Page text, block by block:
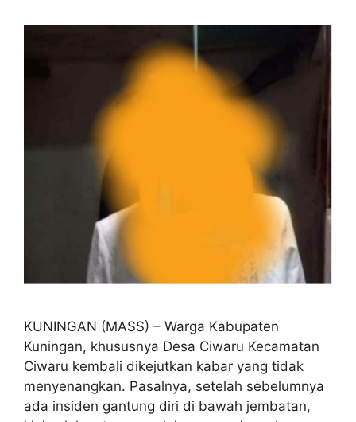
KUNINGAN (MASS) – Warga Kabupaten
Kuningan, khususnya Desa Ciwaru Kecamatan
Ciwaru kembali dikejutkan kabar yang tidak
menyenangkan. Pasalnya, setelah sebelumnya
ada insiden gantung diri di bawah jembatan,